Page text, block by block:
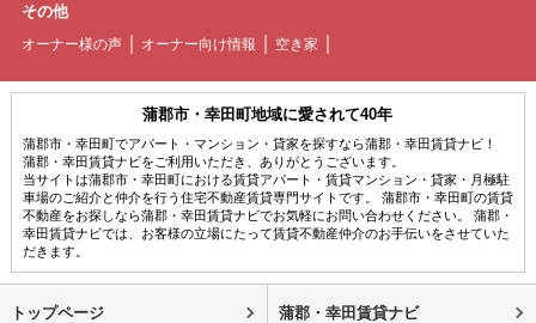
その他
オーナー様の声 オーナー向け情報 空き家
蒲郡市・幸田町地域に愛されて40年
蒲郡市・幸田町でアパート・マンション・貸家を探すなら蒲郡・幸田賃貸ナビ！
蒲郡・幸田賃貸ナビをご利用いただき、ありがとうございます。
当サイトは蒲郡市・幸田町における賃貸アパート・賃貸マンション・貸家・月極駐
車場のご紹介と仲介を行う住宅不動産賃貸専門サイトです。 蒲郡市・幸田町の賃貸
不動産をお探しなら蒲郡・幸田賃貸ナビでお気軽にお問い合わせください。 蒲郡・
幸田賃貸ナビでは、お客様の立場にたって賃貸不動産仲介のお手伝いをさせていた
だきます。
トップページ 蒲郡・幸田賃貸ナビ